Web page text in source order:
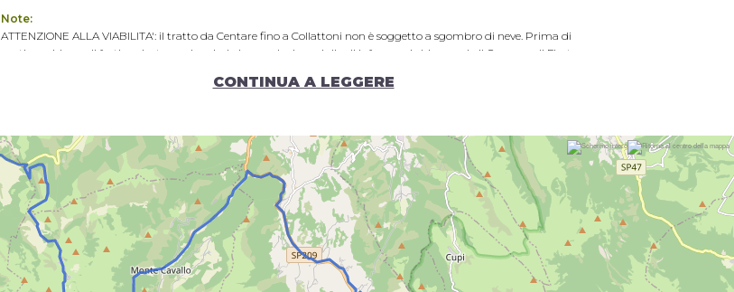
Note:
ATTENZIONE ALLA VIABILITA': il tratto da Centare fino a Collattoni non è soggetto a sgombro di neve. Prima di
partire a ridosso di forti nevicate o nel periodo invernale si consiglia di informarsi chiamando il Comune di Fiastra
CONTINUA A LEGGERE